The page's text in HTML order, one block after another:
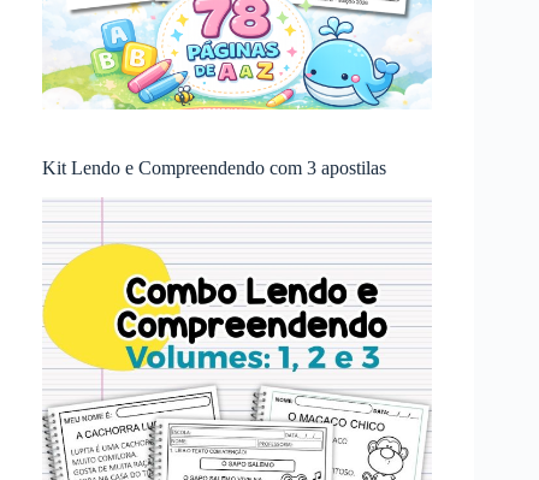
Kit Lendo e Compreendendo com 3 apostilas